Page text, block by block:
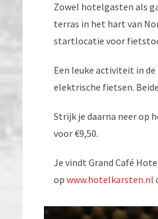
Zowel hotelgasten als
terras in het hart van
startlocatie voor
Een leuke activiteit in
elektrische fietsen.
Strijk je daarna neer op
voor €9,50.
Je vindt Grand Café
op www.hotelkarsten.nl